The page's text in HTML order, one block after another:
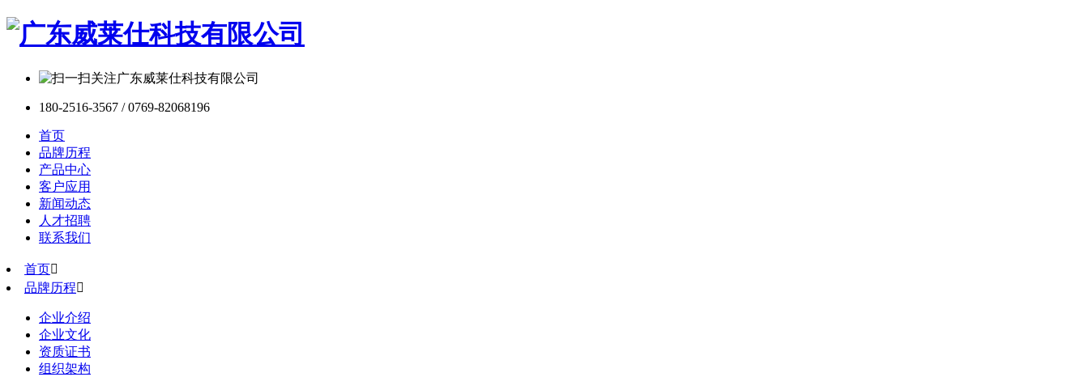
180-2516-3567 / 0769-82068196
首页
品牌历程
产品中心
客户应用
新闻动态
人才招聘
联系我们
首页
品牌历程
企业介绍
企业文化
资质证书
组织架构